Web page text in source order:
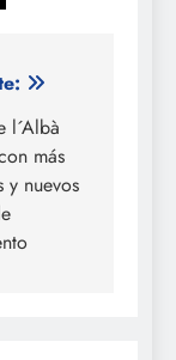
l´Albà
más
y nuevos